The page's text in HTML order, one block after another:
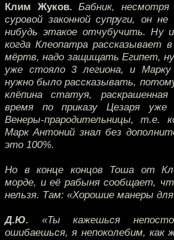
Клим Жуков. Бабник, несмотря
суровой законной супруги, он
нибудь этакое отчубучить. Ну
когда Клеопатра рассказывает
мёртв, надо защищать Египет,
уже стояло 3 легиона, и
нужно было рассказывать,
клёпина статуя,
время по приказу Цезаря
Венеры-прародительницы, т.е.
Марк Антоний знал без
это 100%.
Но в конце концов Тоша от
морде, и её рабыня сообщает,
нельзя. Там: «Хорошие манеры
Д.Ю. «Ты кажешься
ошибаешься, я непоколебим, как